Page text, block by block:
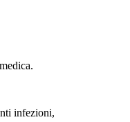
infezioni,